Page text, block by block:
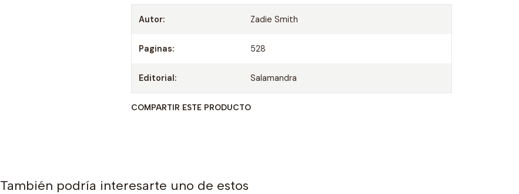
Autor: Zadie Smith
Paginas: 528
Editorial: Salamandra
COMPARTIR ESTE PRODUCTO
También podría interesarte uno de estos